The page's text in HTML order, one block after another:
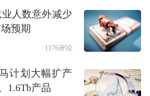
，贵金属 行业前景被看
主要受益于全球经济不确
险需求上升，龙头企业凭
技术壁垒有望持续受益于
升和长期价值重估。
人数意外减少
预期
1176评论
计划大幅扩产
1.6Tb产品